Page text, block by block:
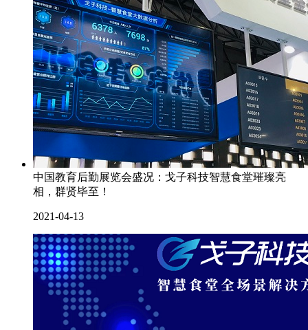
中国教育后勤展览会盛况：戈子科技智慧食堂璀璨亮
相，群贤毕至！
2021-04-13